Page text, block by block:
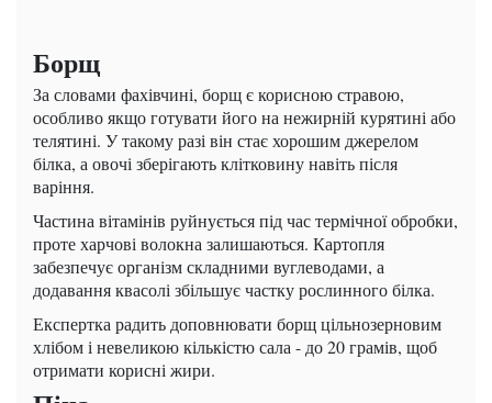
Борщ
За словами фахівчині, борщ є корисною стравою,
особливо якщо готувати його на нежирній курятині або
телятині. У такому разі він стає хорошим джерелом
білка, а овочі зберігають клітковину навіть після
варіння.
Частина вітамінів руйнується під час термічної обробки,
проте харчові волокна залишаються. Картопля
забезпечує організм складними вуглеводами, а
додавання квасолі збільшує частку рослинного білка.
Експертка радить доповнювати борщ цільнозерновим
хлібом і невеликою кількістю сала - до 20 грамів, щоб
отримати корисні жири.